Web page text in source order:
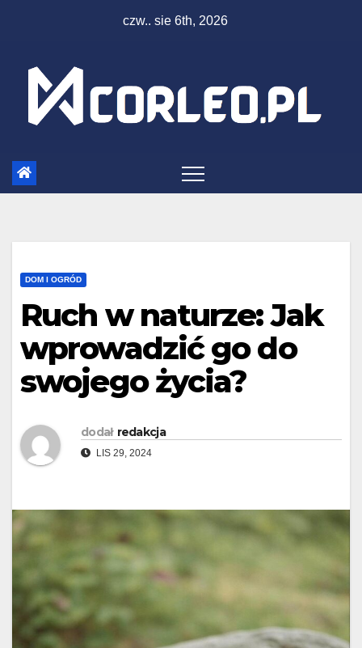
czw.. sie 6th, 2026
DOM I OGRÓD
Ruch w naturze: Jak
wprowadzić go do
swojego życia?
dodał redakcja
LIS 29, 2024